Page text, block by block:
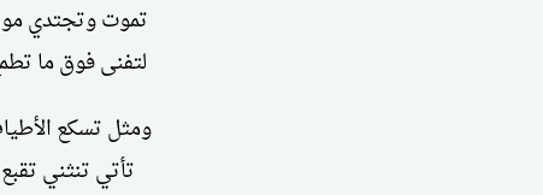
تموت وتجتدي
لتفنى فوق ما
ومثل تسكع
تأتي تنثني تقبع